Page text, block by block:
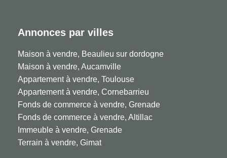
Annonces par villes
Maison à vendre, Beaulieu sur dordogne
Maison à vendre, Aucamville
Appartement à vendre, Toulouse
Appartement à vendre, Cornebarrieu
Fonds de commerce à vendre, Grenade
Fonds de commerce à vendre, Altillac
Immeuble à vendre, Grenade
Terrain à vendre, Gimat